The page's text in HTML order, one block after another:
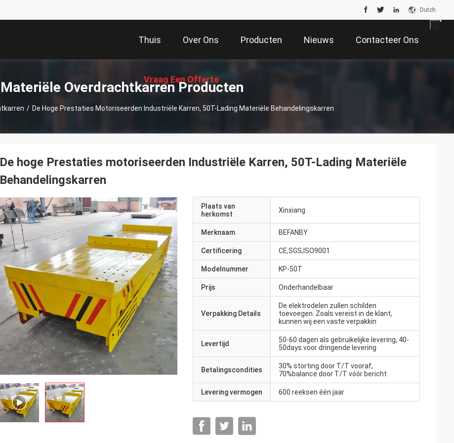
Dutch
Thuis Over Ons Producten Nieuws Contacteer Ons
Vraag Een Offerte
Materiële Overdrachtkarren Producten
/ De Hoge Prestaties Motoriseerden Industriële Karren, 50T-Lading Materiële Behandelingskarren
De hoge Prestaties motoriseerden Industriële Karren, 50T-Lading Materiële
Behandelingskarren
Plaats van
herkomst
Xinxiang
Merknaam BEFANBY
Certificering CE,SGS,ISO9001
Modelnummer KP-50T
Prijs Onderhandelbaar
Verpakking Details
De elektrodelen zullen schilden
toevoegen. Zoals vereist in de klant,
kunnen wij een vaste verpakkin
Levertijd
50-60 dagen als gebruikelijke levering, 40-
50days voor dringende levering
Betalingscondities
30% storting door T/T vooraf,
70%balance door T/T vóór bericht
Levering vermogen 600 reeksen één jaar